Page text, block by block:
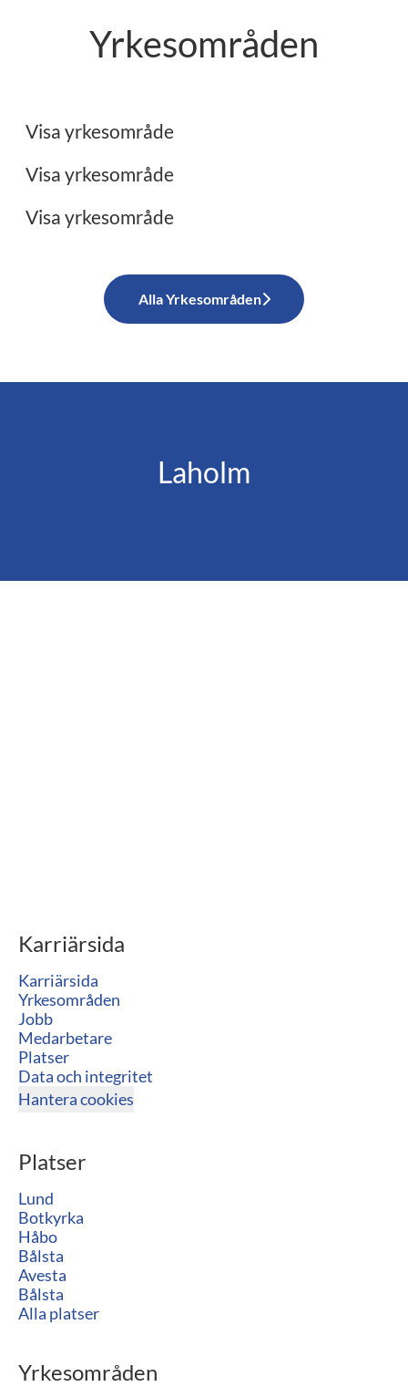
Yrkesområden
Visa yrkesområde
Visa yrkesområde
Visa yrkesområde
Alla Yrkesområden
Laholm
Karriärsida
Karriärsida
Yrkesområden
Jobb
Medarbetare
Platser
Data och integritet
Hantera cookies
Platser
Lund
Botkyrka
Håbo
Bålsta
Avesta
Bålsta
Alla platser
Yrkesområden